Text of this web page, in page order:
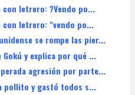
letrero: ?Vendo po...
letrero: "vendo po...
se rompe las pier...
y explica por qué ...
agresión por parte...
pollito y gastó todos s...